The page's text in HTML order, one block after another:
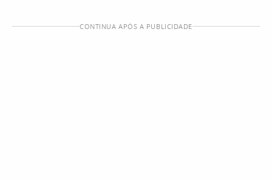
CONTINUA APÓS A PUBLICIDADE